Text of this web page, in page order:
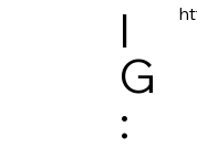
I
G
: